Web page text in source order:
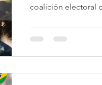
coalición electoral
clases populares
político y social. En